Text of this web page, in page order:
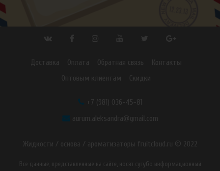
Доставка Оплата Обратная связь
Контакты
Оптовым клиентам
Скидки
+7 (981) 036-45-81
aurum.aleksandra@gmail.com
Жидкости / основа / ароматизаторы fruitcloud.ru © 2022
Все данные, представленные на сайте, носят сугубо информационный